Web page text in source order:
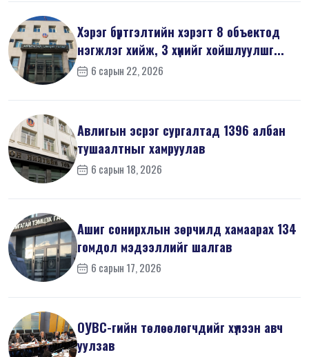
Хэрэг бүртгэлтийн хэрэгт 8 объектод
нэгжлэг хийж, 3 хүнийг хойшлуулшг...
6 сарын 22, 2026
Авлигын эсрэг сургалтад 1396 албан
тушаалтныг хамруулав
6 сарын 18, 2026
Ашиг сонирхлын зөрчилд хамаарах 134
гомдол мэдээллийг шалгав
6 сарын 17, 2026
ОУВС-гийн төлөөлөгчдийг хүлээн авч
уулзав